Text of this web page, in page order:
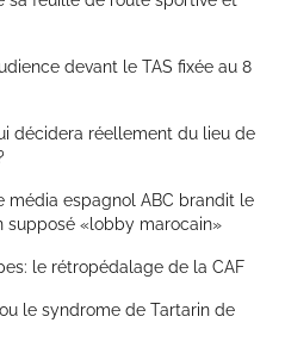
devant le TAS fixée au 8
décidera réellement du lieu de
média espagnol ABC brandit le
supposé «lobby marocain»
le rétropédalage de la CAF
le syndrome de Tartarin de